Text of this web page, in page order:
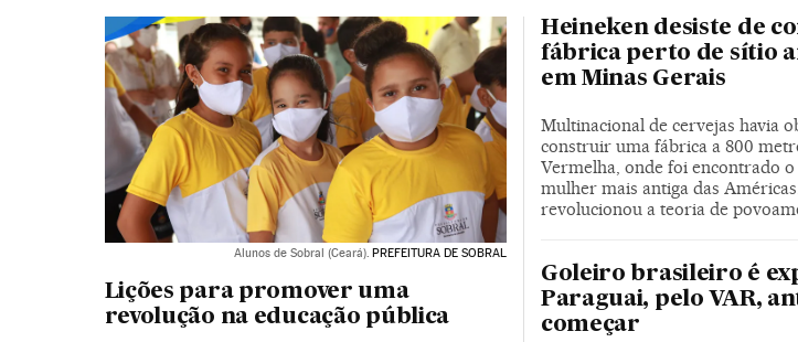
Alunos de Sobral (Ceará). PREFEITURA DE SOBRAL
Lições para promover uma
revolução na educação pública
Heineken desiste de
fábrica perto de sítio
em Minas Gerais
Multinacional de cervejas havia
construir uma fábrica a 800
Vermelha, onde foi encontrado
mulher mais antiga das
revolucionou a teoria de
Goleiro brasileiro é
Paraguai, pelo VAR,
começar